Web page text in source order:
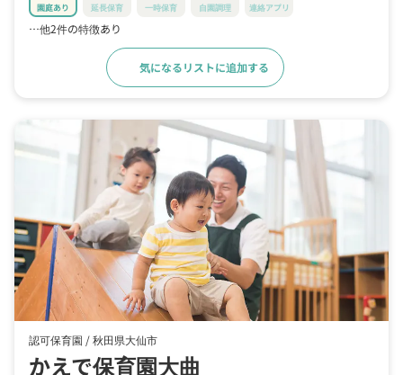
園庭あり 延長保育 一時保育 自園調理 連絡アプリ
…他2件の特徴あり
気になるリストに追加する
認可保育園 /秋田県大仙市
かえで保育園大曲